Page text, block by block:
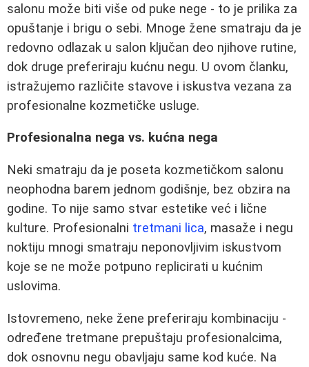
salonu može biti više od puke nege - to je prilika za
opuštanje i brigu o sebi. Mnoge žene smatraju da je
redovno odlazak u salon ključan deo njihove rutine,
dok druge preferiraju kućnu negu. U ovom članku,
istražujemo različite stavove i iskustva vezana za
profesionalne kozmetičke usluge.
Profesionalna nega vs. kućna nega
Neki smatraju da je poseta kozmetičkom salonu
neophodna barem jednom godišnje, bez obzira na
godine. To nije samo stvar estetike već i lične
kulture. Profesionalni tretmani lica, masaže i negu
noktiju mnogi smatraju neponovljivim iskustvom
koje se ne može potpuno replicirati u kućnim
uslovima.
Istovremeno, neke žene preferiraju kombinaciju -
određene tretmane prepuštaju profesionalcima,
dok osnovnu negu obavljaju same kod kuće. Na